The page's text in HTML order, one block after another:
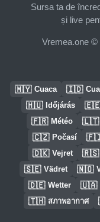
Sursa ta de
și live
Vremea.one ©
🇲🇾 Cuaca 🇮🇩
🇭🇺 Időjárás
🇫🇷 Météo 🇱🇹
🇨🇿 Počasí
🇩🇰 Vejret 🇷🇸
🇸🇪 Vädret 🇳🇴
🇩🇪 Wetter 🇺🇦
🇹🇭 สภาพอากาศ